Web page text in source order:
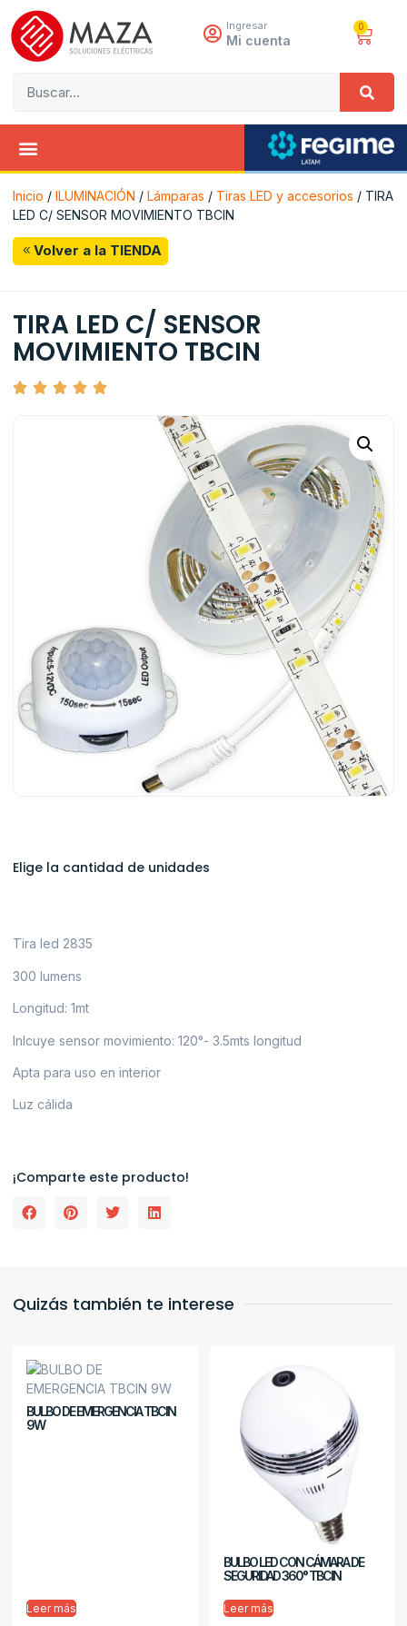
Ingresar
Mi cuenta
0
Inicio / ILUMINACIÓN / Lámparas / Tiras LED y accesorios / TIRA
LED C/ SENSOR MOVIMIENTO TBCIN
Volver a la TIENDA
TIRA LED C/ SENSOR
MOVIMIENTO TBCIN
Elige la cantidad de unidades
Tira led 2835
300 lumens
Longitud: 1mt
Inlcuye sensor movimiento: 120°- 3.5mts longitud
Apta para uso en interior
Luz cálida
¡Comparte este producto!
Quizás también te interese
BULBO DE EMERGENCIA TBCIN
9W
Leer más
BULBO LED CON CÁMARA DE
SEGURIDAD 360° TBCIN
Leer más